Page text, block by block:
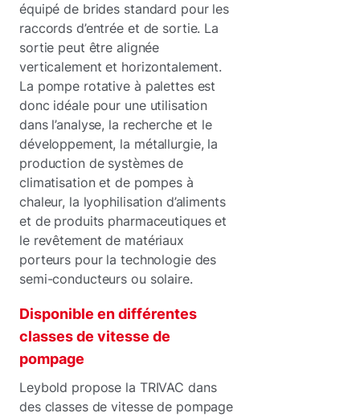
équipé de brides standard pour les
raccords d’entrée et de sortie. La
sortie peut être alignée
verticalement et horizontalement.
La pompe rotative à palettes est
donc idéale pour une utilisation
dans l’analyse, la recherche et le
développement, la métallurgie, la
production de systèmes de
climatisation et de pompes à
chaleur, la lyophilisation d’aliments
et de produits pharmaceutiques et
le revêtement de matériaux
porteurs pour la technologie des
semi-conducteurs ou solaire.
Disponible en différentes
classes de vitesse de
pompage
Leybold propose la TRIVAC dans
des classes de vitesse de pompage